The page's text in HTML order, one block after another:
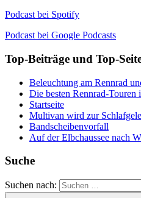
Podcast bei Spotify
Podcast bei Google Podcasts
Top-Beiträge und Top-
Beleuchtung am Rennrad
Die besten Rennrad-Touren
Startseite
Multivan wird zur
Bandscheibenvorfall
Auf der Elbchaussee nach
Suche
Suchen nach: